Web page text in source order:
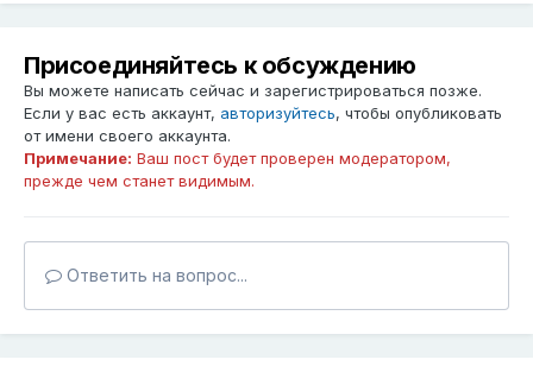
Присоединяйтесь к обсуждению
Вы можете написать сейчас и зарегистрироваться позже.
Если у вас есть аккаунт, авторизуйтесь, чтобы опубликовать
от имени своего аккаунта.
Примечание: Ваш пост будет проверен модератором,
прежде чем станет видимым.
Ответить на вопрос...